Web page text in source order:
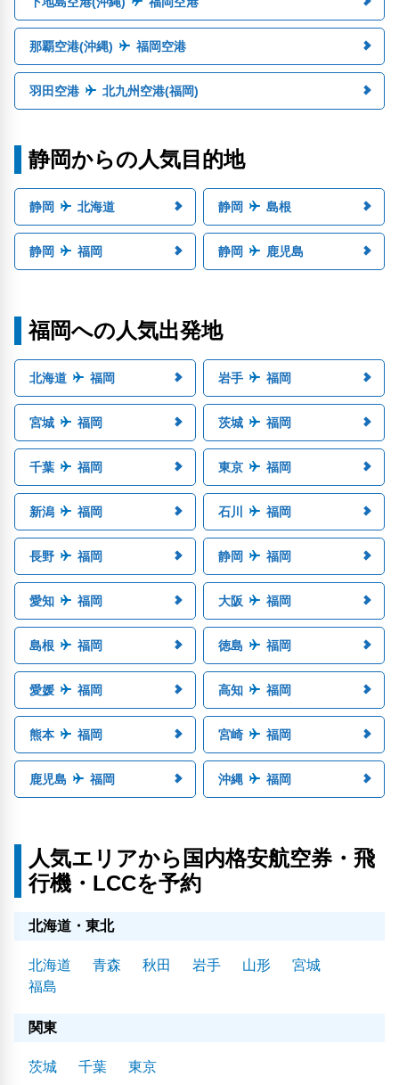
那覇空港(沖縄) 福岡空港
羽田空港 北九州空港(福岡)
静岡からの人気目的地
静岡 北海道 静岡 島根
静岡 福岡 静岡 鹿児島
福岡への人気出発地
北海道 福岡 岩手 福岡
宮城 福岡 茨城 福岡
千葉 福岡 東京 福岡
新潟 福岡 石川 福岡
長野 福岡 静岡 福岡
愛知 福岡 大阪 福岡
島根 福岡 徳島 福岡
愛媛 福岡 高知 福岡
熊本 福岡 宮崎 福岡
鹿児島 福岡 沖縄 福岡
人気エリアから国内格安航空券・飛
行機・LCCを予約
北海道・東北
北海道 青森 秋田 岩手 山形
宮城
福島
関東
茨城 千葉 東京